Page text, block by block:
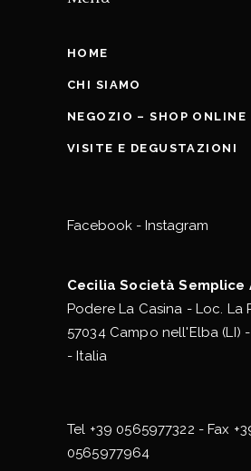
HOME
CHI SIAMO
NEGOZIO – SHOP ONLINE
VISITE E DEGUSTAZIONI
Facebook - Instagram
Cecilia Società Semplice
Podere La Casina - Loc. La
57034 Campo nell'Elba (LI)
- Italia
Tel +39 0565977322 - Fax
0565977964